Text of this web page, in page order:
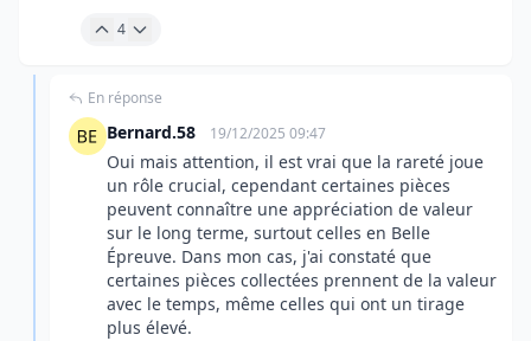
4
En réponse
Bernard.58 19/12/2025 09:47
Oui mais attention, il est vrai que la rareté joue
un rôle crucial, cependant certaines pièces
peuvent connaître une appréciation de valeur
sur le long terme, surtout celles en Belle
Épreuve. Dans mon cas, j'ai constaté que
certaines pièces collectées prennent de la valeur
avec le temps, même celles qui ont un tirage
plus élevé.